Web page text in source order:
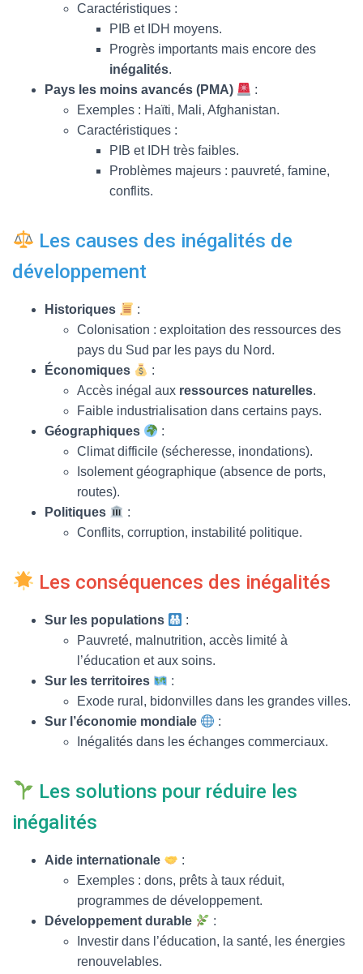
Caractéristiques :
PIB et IDH moyens.
Progrès importants mais encore des
inégalités.
Pays les moins avancés (PMA)
:
Exemples : Haïti, Mali, Afghanistan.
Caractéristiques :
PIB et IDH très faibles.
Problèmes majeurs : pauvreté, famine,
conflits.
Les causes des inégalités de
développement
Historiques
:
Colonisation : exploitation des ressources des
pays du Sud par les pays du Nord.
Économiques
:
Accès inégal aux ressources naturelles.
Faible industrialisation dans certains pays.
Géographiques
:
Climat difficile (sécheresse, inondations).
Isolement géographique (absence de ports,
routes).
Politiques
:
Conflits, corruption, instabilité politique.
Les conséquences des inégalités
Sur les populations
:
Pauvreté, malnutrition, accès limité à
l’éducation et aux soins.
Sur les territoires
:
Exode rural, bidonvilles dans les grandes villes.
Sur l’économie mondiale
:
Inégalités dans les échanges commerciaux.
Les solutions pour réduire les
inégalités
Aide internationale
:
Exemples : dons, prêts à taux réduit,
programmes de développement.
Développement durable
:
Investir dans l’éducation, la santé, les énergies
renouvelables.